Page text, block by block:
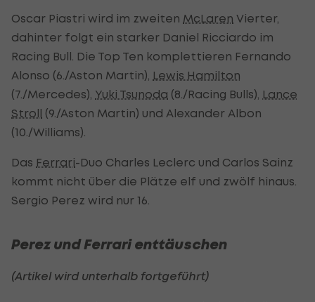
Oscar Piastri wird im zweiten McLaren Vierter,
dahinter folgt ein starker Daniel Ricciardo im
Racing Bull. Die Top Ten komplettieren Fernando
Alonso (6./Aston Martin), Lewis Hamilton
(7./Mercedes), Yuki Tsunoda (8./Racing Bulls), Lance
Stroll (9./Aston Martin) und Alexander Albon
(10./Williams).
Das Ferrari-Duo Charles Leclerc und Carlos Sainz
kommt nicht über die Plätze elf und zwölf hinaus.
Sergio Perez wird nur 16.
Perez und Ferrari enttäuschen
(Artikel wird unterhalb fortgeführt)